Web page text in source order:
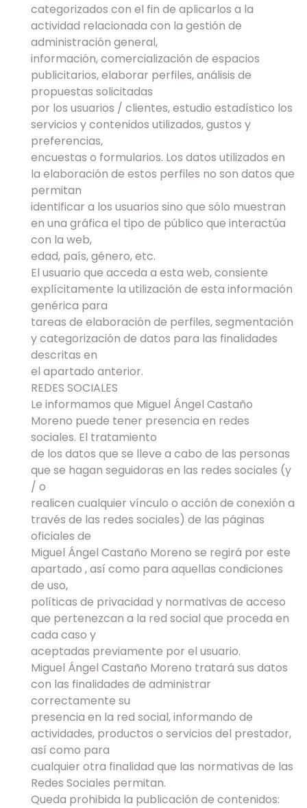
categorizados con el fin de aplicarlos a la
actividad relacionada con la gestión de
administración general,
información, comercialización de espacios
publicitarios, elaborar perfiles, análisis de
propuestas solicitadas
por los usuarios / clientes, estudio estadístico los
servicios y contenidos utilizados, gustos y
preferencias,
encuestas o formularios. Los datos utilizados en
la elaboración de estos perfiles no son datos que
permitan
identificar a los usuarios sino que sólo muestran
en una gráfica el tipo de público que interactúa
con la web,
edad, país, género, etc.
El usuario que acceda a esta web, consiente
explícitamente la utilización de esta información
genérica para
tareas de elaboración de perfiles, segmentación
y categorización de datos para las finalidades
descritas en
el apartado anterior.
REDES SOCIALES
Le informamos que Miguel Ángel Castaño
Moreno puede tener presencia en redes
sociales. El tratamiento
de los datos que se lleve a cabo de las personas
que se hagan seguidoras en las redes sociales (y
/ o
realicen cualquier vínculo o acción de conexión a
través de las redes sociales) de las páginas
oficiales de
Miguel Ángel Castaño Moreno se regirá por este
apartado , así como para aquellas condiciones
de uso,
políticas de privacidad y normativas de acceso
que pertenezcan a la red social que proceda en
cada caso y
aceptadas previamente por el usuario.
Miguel Ángel Castaño Moreno tratará sus datos
con las finalidades de administrar
correctamente su
presencia en la red social, informando de
actividades, productos o servicios del prestador,
así como para
cualquier otra finalidad que las normativas de las
Redes Sociales permitan.
Queda prohibida la publicación de contenidos: